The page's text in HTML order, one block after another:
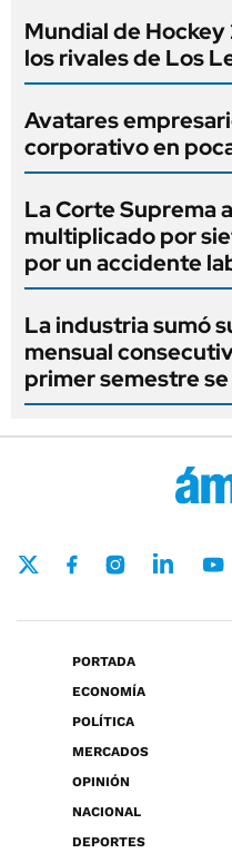
Mundial de
los rivales de Los
Avatares
corporativo en
La Corte Suprema
multiplicado por
por un accidente
La industria sumó
mensual
primer semestre
PORTADA
ECONOMÍA
POLÍTICA
MERCADOS
OPINIÓN
NACIONAL
DEPORTES